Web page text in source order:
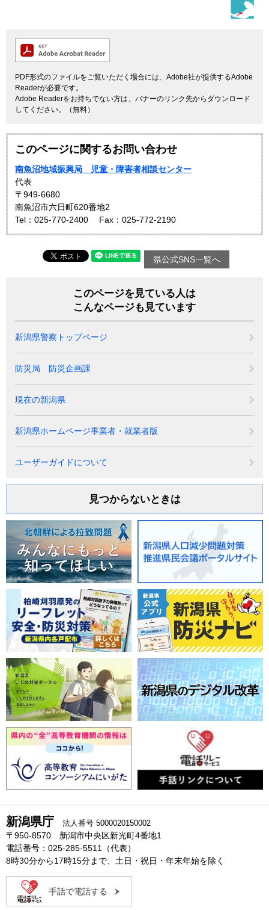
PDF形式のファイルをご覧いただく場合には、Adobe社が提供するAdobe
Readerが必要です。
Adobe Readerをお持ちでない方は、バナーのリンク先からダウンロード
してください。（無料）
このページに関するお問い合わせ
南魚沼地域振興局 児童・障害者相談センター
代表
〒949-6680
南魚沼市六日町620番地2
Tel：025-770-2400
Fax：025-772-2190
県公式SNS一覧へ
このページを見ている人は
こんなページも見ています
新潟県警察トップページ
防災局 防災企画課
現在の新潟県
新潟県ホームページ事業者・就業者版
ユーザーガイドについて
見つからないときは
新潟県庁 法人番号 5000020150002
〒950-8570 新潟市中央区新光町4番地1
電話番号：025-285-5511（代表）
8時30分から17時15分まで、土日・祝日・年末年始を除く
手話で電話する